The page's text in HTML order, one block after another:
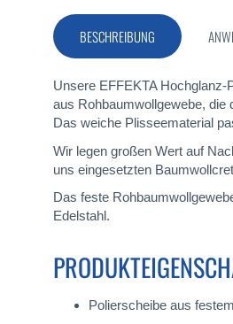
springen
BESCHREIBUNG
Unsere EFFEKTA
aus Rohbaumwollgewebe, die
Das weiche Plisseematerial
Wir legen großen Wert auf
uns eingesetzten
Das feste
Edelstahl.
Polierscheibe aus